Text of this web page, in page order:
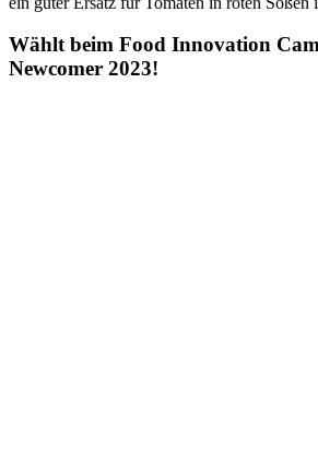
Wählt beim Food Innovation
Newcomer 2023!